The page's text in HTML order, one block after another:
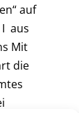
auf
aus
Mit
die